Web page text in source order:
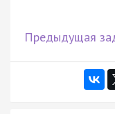
Предыдущая